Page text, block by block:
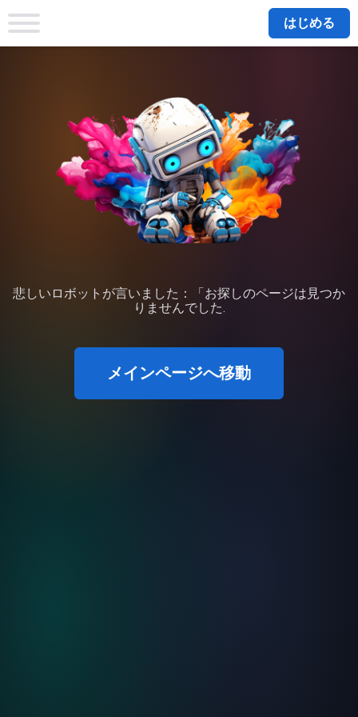
はじめる
悲しいロボットが言いました：「お探しのページは見つか
りませんでした.
メインページへ移動